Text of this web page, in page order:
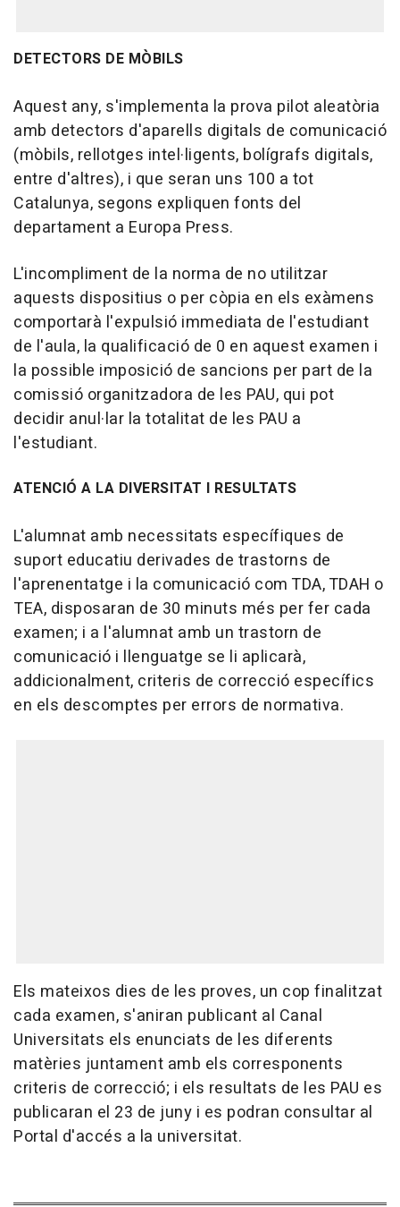
DETECTORS DE MÒBILS
Aquest any, s'implementa la prova pilot aleatòria
amb detectors d'aparells digitals de comunicació
(mòbils, rellotges intel·ligents, bolígrafs digitals,
entre d'altres), i que seran uns 100 a tot
Catalunya, segons expliquen fonts del
departament a Europa Press.
L'incompliment de la norma de no utilitzar
aquests dispositius o per còpia en els exàmens
comportarà l'expulsió immediata de l'estudiant
de l'aula, la qualificació de 0 en aquest examen i
la possible imposició de sancions per part de la
comissió organitzadora de les PAU, qui pot
decidir anul·lar la totalitat de les PAU a
l'estudiant.
ATENCIÓ A LA DIVERSITAT I RESULTATS
L'alumnat amb necessitats específiques de
suport educatiu derivades de trastorns de
l'aprenentatge i la comunicació com TDA, TDAH o
TEA, disposaran de 30 minuts més per fer cada
examen; i a l'alumnat amb un trastorn de
comunicació i llenguatge se li aplicarà,
addicionalment, criteris de correcció específics
en els descomptes per errors de normativa.
Els mateixos dies de les proves, un cop finalitzat
cada examen, s'aniran publicant al Canal
Universitats els enunciats de les diferents
matèries juntament amb els corresponents
criteris de correcció; i els resultats de les PAU es
publicaran el 23 de juny i es podran consultar al
Portal d'accés a la universitat.